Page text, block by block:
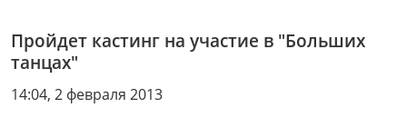
Пройдет кастинг на участие в "Больших
танцах"
14:04, 2 февраля 2013